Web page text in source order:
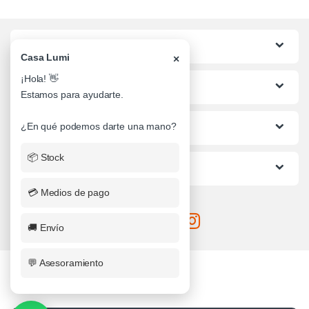
Lo mas buscado
Informacion al Cliente
Casa Lumi ×
¡Hola! 👋
Estamos para ayudarte.
¿En qué podemos darte una mano?
📦 Stock
💳 Medios de pago
🚚 Envío
💬 Asesoramiento